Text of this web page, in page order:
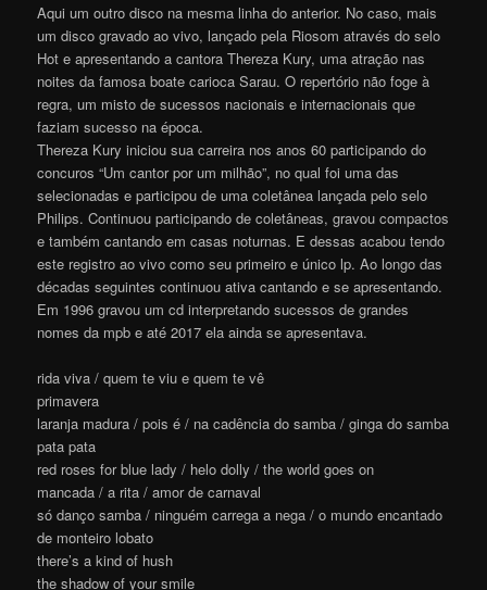
Aqui um outro disco na mesma linha do anterior. No caso, mais
um disco gravado ao vivo, lançado pela Riosom através do selo
Hot e apresentando a cantora Thereza Kury, uma atração nas
noites da famosa boate carioca Sarau. O repertório não foge à
regra, um misto de sucessos nacionais e internacionais que
faziam sucesso na época.
Thereza Kury iniciou sua carreira nos anos 60 participando do
concuros “Um cantor por um milhão”, no qual foi uma das
selecionadas e participou de uma coletânea lançada pelo selo
Philips. Continuou participando de coletâneas, gravou compactos
e também cantando em casas noturnas. E dessas acabou tendo
este registro ao vivo como seu primeiro e único lp. Ao longo das
décadas seguintes continuou ativa cantando e se apresentando.
Em 1996 gravou um cd interpretando sucessos de grandes
nomes da mpb e até 2017 ela ainda se apresentava.
rida viva / quem te viu e quem te vê
primavera
laranja madura / pois é / na cadência do samba / ginga do samba
pata pata
red roses for blue lady / helo dolly / the world goes on
mancada / a rita / amor de carnaval
só danço samba / ninguém carrega a nega / o mundo encantado
de monteiro lobato
there’s a kind of hush
the shadow of your smile